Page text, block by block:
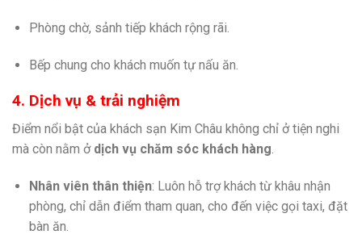
Phòng chờ, sảnh tiếp khách rộng rãi.
Bếp chung cho khách muốn tự nấu ăn.
4. Dịch vụ & trải nghiệm
Điểm nổi bật của khách sạn Kim Châu không chỉ ở tiện nghi
mà còn nằm ở dịch vụ chăm sóc khách hàng.
Nhân viên thân thiện: Luôn hỗ trợ khách từ khâu nhận
phòng, chỉ dẫn điểm tham quan, cho đến việc gọi taxi, đặt
bàn ăn.